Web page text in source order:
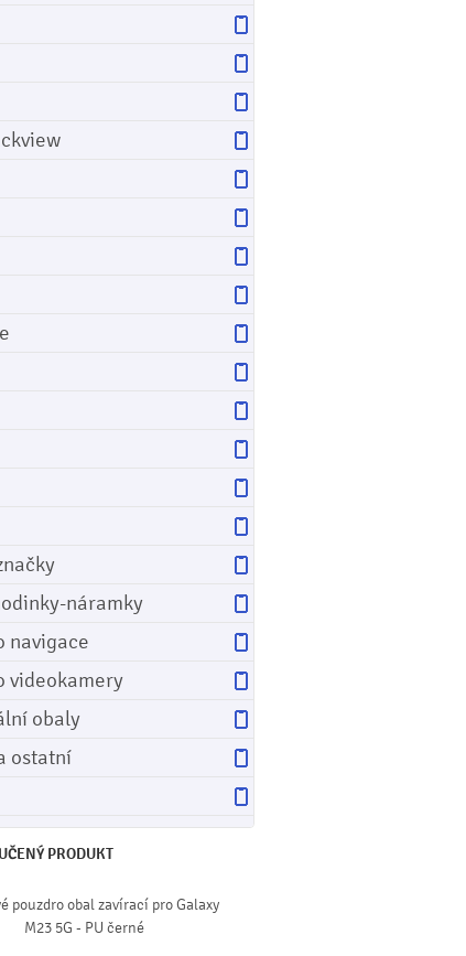
náramky
navigace
videokamery
obaly
ostatní
PRODUKT
pouzdro obal zavírací pro Galaxy
M23 5G - PU černé